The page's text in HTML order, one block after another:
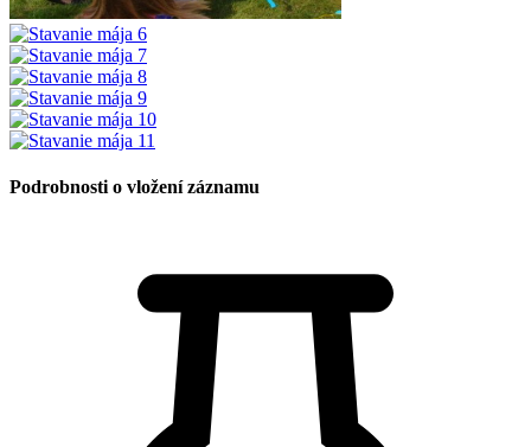
Podrobnosti o vložení záznamu